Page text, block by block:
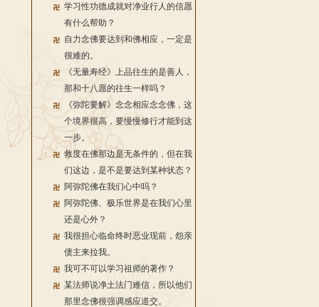
学习性功德成就对净业行人的信愿
有什么帮助？
自力念佛要达到和佛相应，一定是
很难的。
《无量寿经》上品往生的是善人，
那和十八愿的往生一样吗？
《弥陀要解》念念相应念念佛，这
个境界很高，要慢慢修行才能到这
一步。
救度在佛那边是无条件的，但在我
们这边，是不是要达到某种状态？
阿弥陀佛在我们心中吗？
阿弥陀佛、极乐世界是在我们心里
还是心外？
我很担心临命终时恶业现前，怨亲
债主来拉我。
我可不可以学习祖师的著作？
某法师说净土法门难信，所以他们
那里念佛很强调感应道交。